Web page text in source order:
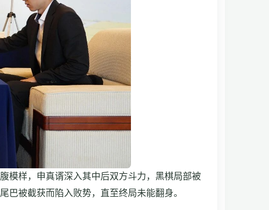
模样，申真谞深入其中后双方斗力，黑棋局部被
巴被截获而陷入败势，直至终局未能翻身。